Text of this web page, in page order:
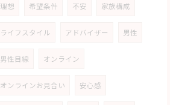
理想 希望条件 不安 家族構成
ライフスタイル アドバイザー 男性
男性目線 オンライン
オンラインお見合い 安心感